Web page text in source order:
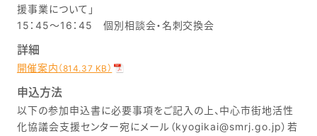
援事業について」
15：45～16：45 個別相談会・名刺交換会
詳細
開催案内 （814.37 KB）
申込方法
以下の参加申込書に必要事項をご記入の上、中心市街地活性
化協議会支援センター宛にメール（kyogikai@smrj.go.jp）若